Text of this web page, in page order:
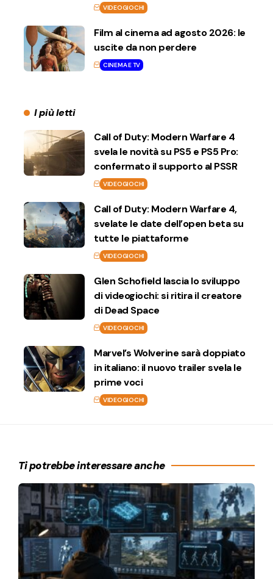
VIDEOGIOCHI
Film al cinema ad agosto 2026: le
uscite da non perdere
CINEMA E TV
I più letti
Call of Duty: Modern Warfare 4
svela le novità su PS5 e PS5 Pro:
confermato il supporto al PSSR
VIDEOGIOCHI
Call of Duty: Modern Warfare 4,
svelate le date dell’open beta su
tutte le piattaforme
VIDEOGIOCHI
Glen Schofield lascia lo sviluppo
di videogiochi: si ritira il creatore
di Dead Space
VIDEOGIOCHI
Marvel’s Wolverine sarà doppiato
in italiano: il nuovo trailer svela le
prime voci
VIDEOGIOCHI
Ti potrebbe interessare anche